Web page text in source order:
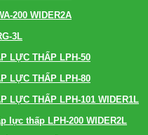
200 WIDER2A
3L
LỰC THẤP LPH-50
LỰC THẤP LPH-80
LỰC THẤP LPH-101 WIDER1L
lực thấp LPH-200 WIDER2L